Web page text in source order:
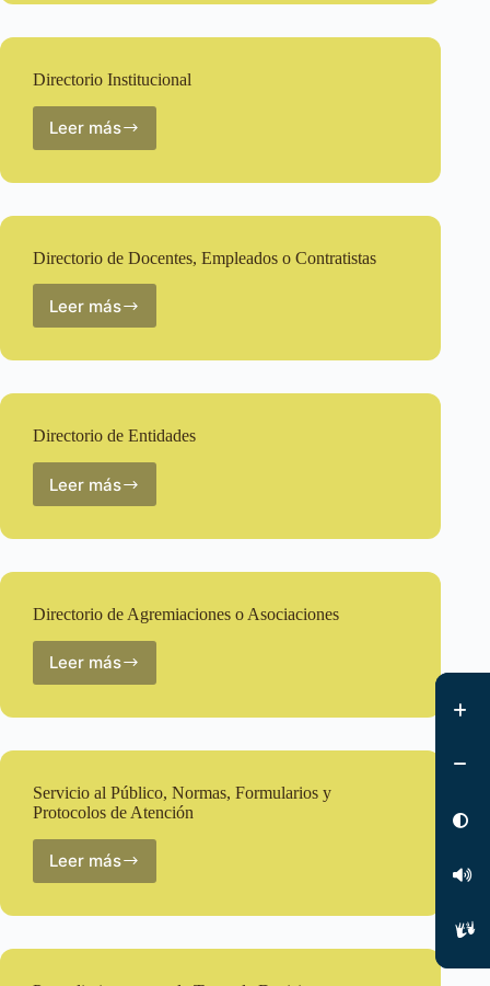
de
Procesos
Directorio Institucional
Leer másDirectorio
Institucional
Directorio de Docentes, Empleados o Contratistas
Leer másDirectorio
Docentes,
o
Directorio de Entidades
Leer másDirectorio
Entidades
Directorio de Agremiaciones o Asociaciones
Leer másDirectorio
Agremiaciones
Asociaciones
Servicio al Público, Normas, Formularios y
Protocolos de Atención
Leer másServicio
Público,
Formularios